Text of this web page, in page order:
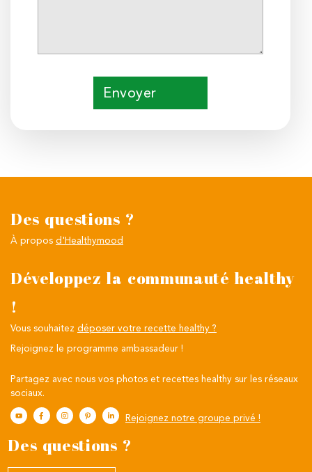
Envoyer
Des questions ?
À propos d'Healthymood
Développez la communauté healthy
!
Vous souhaitez déposer votre recette healthy ?
Rejoignez le programme ambassadeur !
Partagez avec nous vos photos et recettes healthy sur les réseaux
sociaux.
Rejoignez notre groupe privé !
Des questions ?